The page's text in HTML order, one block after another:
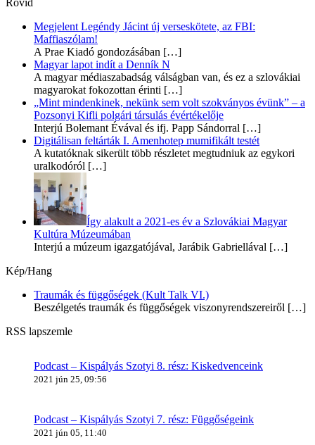
Rövid
Megjelent Legéndy Jácint új verseskötete, az FBI:
Maffiaszólam!
A Prae Kiadó gondozásában […]
Magyar lapot indít a Denník N
A magyar médiaszabadság válságban van, és ez a szlovákiai
magyarokat fokozottan érinti […]
„Mint mindenkinek, nekünk sem volt szokványos évünk” – a
Pozsonyi Kifli polgári társulás évértékelője
Interjú Bolemant Évával és ifj. Papp Sándorral […]
Digitálisan feltárták I. Amenhotep mumifikált testét
A kutatóknak sikerült több részletet megtudniuk az egykori
uralkodóról […]
Így alakult a 2021-es év a Szlovákiai Magyar
Kultúra Múzeumában
Interjú a múzeum igazgatójával, Jarábik Gabriellával […]
Kép/Hang
Traumák és függőségek (Kult Talk VI.)
Beszélgetés traumák és függőségek viszonyrendszereiről […]
RSS lapszemle
Podcast – Kispályás Szotyi 8. rész: Kiskedvenceink
2021 jún 25, 09:56
Podcast – Kispályás Szotyi 7. rész: Függőségeink
2021 jún 05, 11:40